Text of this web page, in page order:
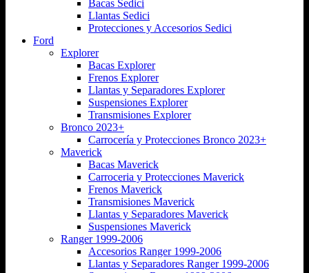
Bacas Sedici
Llantas Sedici
Protecciones y Accesorios Sedici
Ford
Explorer
Bacas Explorer
Frenos Explorer
Llantas y Separadores Explorer
Suspensiones Explorer
Transmisiones Explorer
Bronco 2023+
Carrocería y Protecciones Bronco 2023+
Maverick
Bacas Maverick
Carroceria y Protecciones Maverick
Frenos Maverick
Transmisiones Maverick
Llantas y Separadores Maverick
Suspensiones Maverick
Ranger 1999-2006
Accesorios Ranger 1999-2006
Llantas y Separadores Ranger 1999-2006